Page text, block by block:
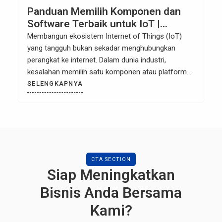
Panduan Memilih Komponen dan
Software Terbaik untuk IoT |
Kartanagari
Membangun ekosistem Internet of Things (IoT)
yang tangguh bukan sekadar menghubungkan
perangkat ke internet. Dalam dunia industri,
kesalahan memilih satu komponen atau platform
perangkat lunak dapat menyebabkan kegagalan
sistem secara keseluruhan, masalah keamanan
SELENGKAPNYA
CTA SECTION
Siap Meningkatkan
Bisnis Anda Bersama
Kami?